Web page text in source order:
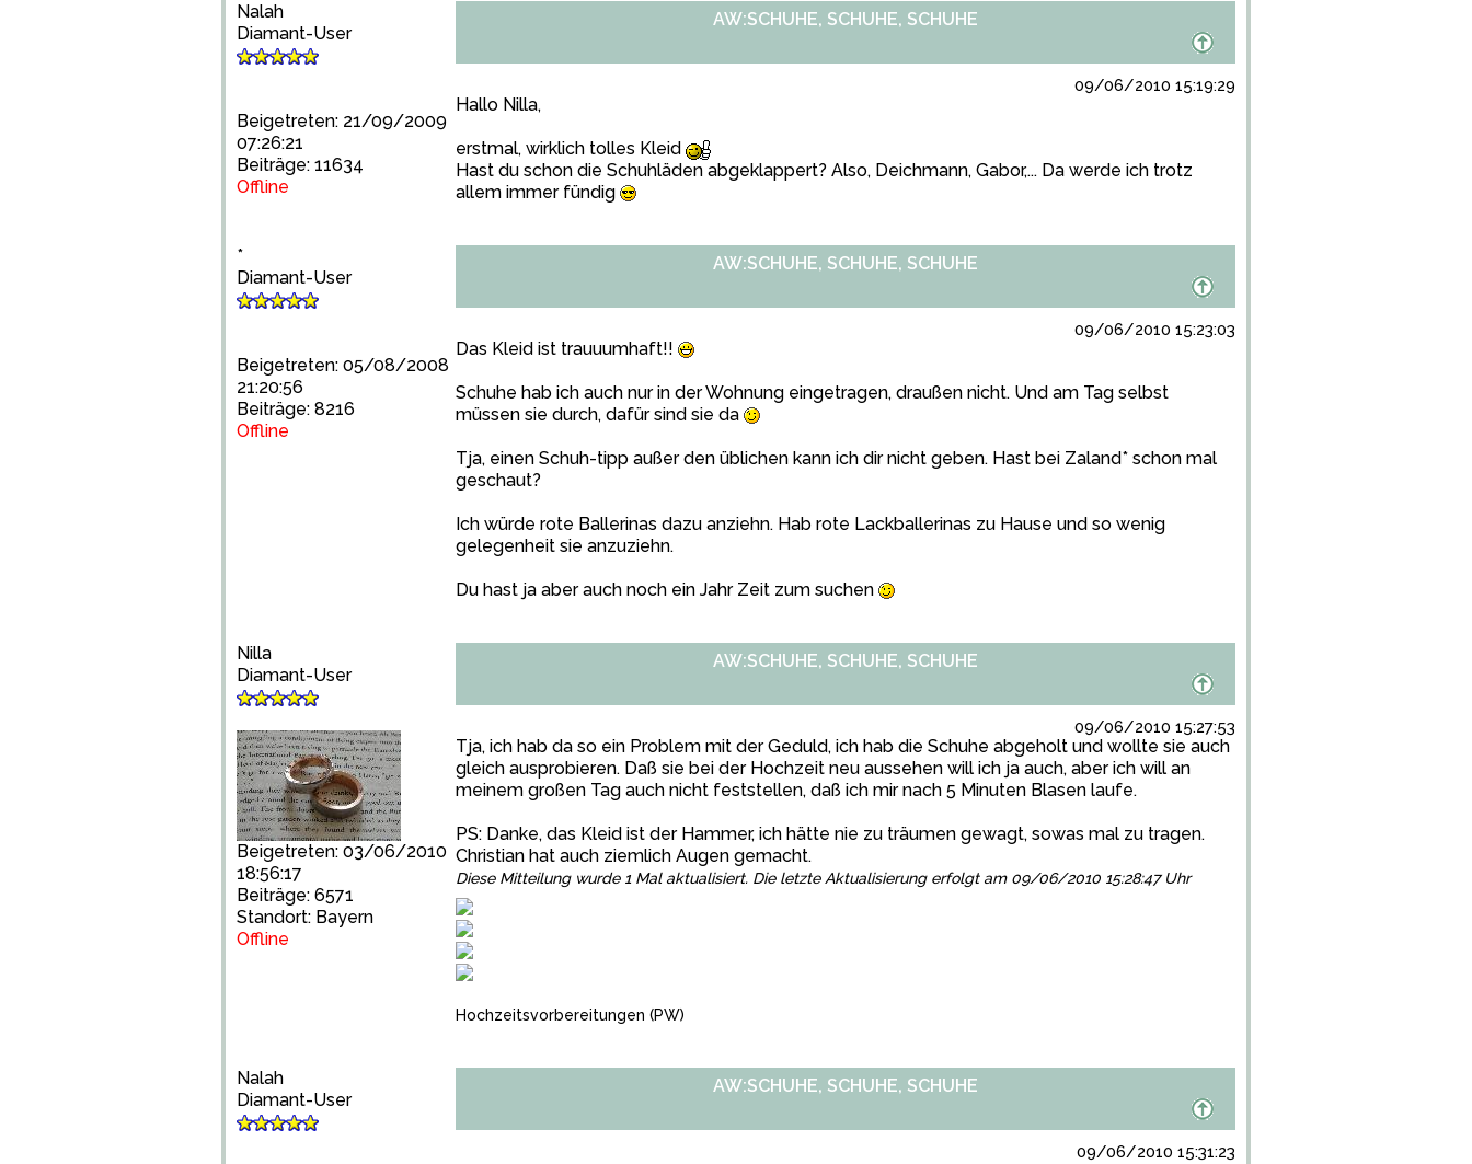
Nalah
Diamant-User
Beigetreten: 21/09/2009
07:26:21
Beiträge: 11634
Offline
AW:SCHUHE, SCHUHE, SCHUHE
09/06/2010 15:19:29
Hallo Nilla,
erstmal, wirklich tolles Kleid
Hast du schon die Schuhläden abgeklappert? Also, Deichmann, Gabor,... Da werde ich trotz
allem immer fündig
*
Diamant-User
Beigetreten: 05/08/2008
21:20:56
Beiträge: 8216
Offline
AW:SCHUHE, SCHUHE, SCHUHE
09/06/2010 15:23:03
Das Kleid ist trauuumhaft!!
Schuhe hab ich auch nur in der Wohnung eingetragen, draußen nicht. Und am Tag selbst
müssen sie durch, dafür sind sie da
Tja, einen Schuh-tipp außer den üblichen kann ich dir nicht geben. Hast bei Zaland* schon mal
geschaut?
Ich würde rote Ballerinas dazu anziehn. Hab rote Lackballerinas zu Hause und so wenig
gelegenheit sie anzuziehn.
Du hast ja aber auch noch ein Jahr Zeit zum suchen
Nilla
Diamant-User
Beigetreten: 03/06/2010
18:56:17
Beiträge: 6571
Standort: Bayern
Offline
AW:SCHUHE, SCHUHE, SCHUHE
09/06/2010 15:27:53
Tja, ich hab da so ein Problem mit der Geduld, ich hab die Schuhe abgeholt und wollte sie auch
gleich ausprobieren. Daß sie bei der Hochzeit neu aussehen will ich ja auch, aber ich will an
meinem großen Tag auch nicht feststellen, daß ich mir nach 5 Minuten Blasen laufe.
PS: Danke, das Kleid ist der Hammer, ich hätte nie zu träumen gewagt, sowas mal zu tragen.
Christian hat auch ziemlich Augen gemacht.
Diese Mitteilung wurde 1 Mal aktualisiert. Die letzte Aktualisierung erfolgt am 09/06/2010 15:28:47 Uhr
Hochzeitsvorbereitungen (PW)
Nalah
Diamant-User
AW:SCHUHE, SCHUHE, SCHUHE
09/06/2010 15:31:23